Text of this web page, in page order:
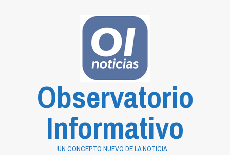
Observatorio
Informativo
UN CONCEPTO NUEVO DE LA NOTICIA…